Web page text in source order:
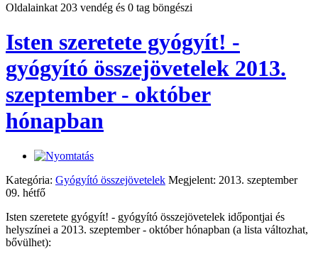
Oldalainkat 203 vendég és 0 tag böngészi
Isten szeretete gyógyít! -
gyógyító összejövetelek 2013.
szeptember - október
hónapban
Kategória: Gyógyító összejövetelek Megjelent: 2013. szeptember
09. hétfő
Isten szeretete gyógyít! - gyógyító összejövetelek időpontjai és
helyszínei a 2013. szeptember - október hónapban (a lista változhat,
bővülhet):